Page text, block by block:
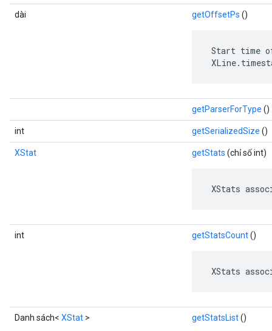
dài getOffsetPs ()
Start time
getParserForType ()
int getSerializedSize ()
XStat getStats (chỉ số int)
XStats
int getStatsCount()
XStats
Danh sách< XStat > getStatsList()